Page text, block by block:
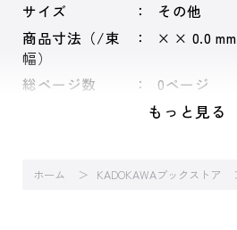
サイズ
その他
商品寸法（/束
幅）
× × 0.0 mm
総ページ数 0ページ
もっと見る
ホーム KADOKAWAブックストア